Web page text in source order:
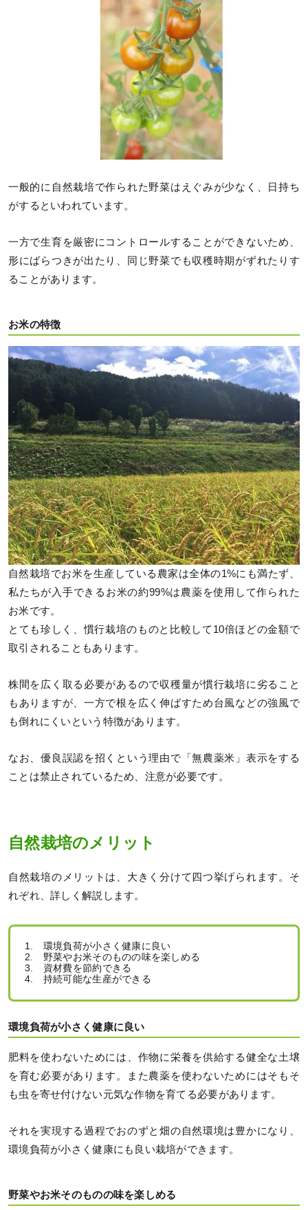
一般的に自然栽培で作られた野菜はえぐみが少なく、日持ち
がするといわれています。
一方で生育を厳密にコントロールすることができないため、
形にばらつきが出たり、同じ野菜でも収穫時期がずれたりす
ることがあります。
お米の特徴
自然栽培でお米を生産している農家は全体の1%にも満たず、
私たちが入手できるお米の約99%は農薬を使用して作られた
お米です。
とても珍しく、慣行栽培のものと比較して10倍ほどの金額で
取引されることもあります。
株間を広く取る必要があるので収穫量が慣行栽培に劣ること
もありますが、一方で根を広く伸ばすため台風などの強風で
も倒れにくいという特徴があります。
なお、優良誤認を招くという理由で「無農薬米」表示をする
ことは禁止されているため、注意が必要です。
自然栽培のメリット
自然栽培のメリットは、大きく分けて四つ挙げられます。そ
れぞれ、詳しく解説します。
1. 環境負荷が小さく健康に良い
2. 野菜やお米そのものの味を楽しめる
3. 資材費を節約できる
4. 持続可能な生産ができる
環境負荷が小さく健康に良い
肥料を使わないためには、作物に栄養を供給する健全な土壌
を育む必要があります。また農薬を使わないためにはそもそ
も虫を寄せ付けない元気な作物を育てる必要があります。
それを実現する過程でおのずと畑の自然環境は豊かになり、
環境負荷が小さく健康にも良い栽培ができます。
野菜やお米そのものの味を楽しめる